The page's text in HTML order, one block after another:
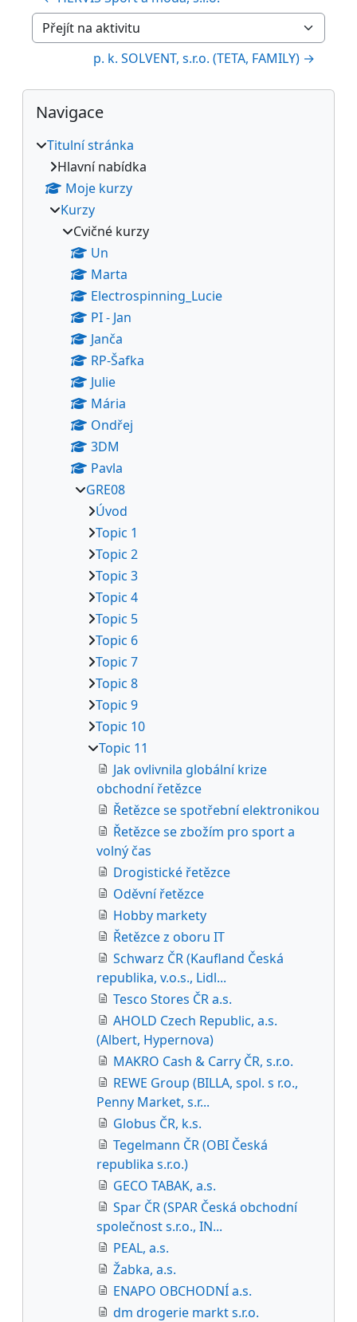
Přejít na aktivitu
p. k. SOLVENT, s.r.o. (TETA, FAMILY) →
Bloky
Přeskočit: Navigace
Navigace
Titulní stránka
Hlavní nabídka
Moje kurzy
Kurzy
Cvičné kurzy
Un
Marta
Electrospinning_Lucie
PI - Jan
Janča
RP-Šafka
Julie
Mária
Ondřej
3DM
Pavla
GRE08
Úvod
Topic 1
Topic 2
Topic 3
Topic 4
Topic 5
Topic 6
Topic 7
Topic 8
Topic 9
Topic 10
Topic 11
Jak ovlivnila globální krize
obchodní řetězce
Řetězce se spotřební elektronikou
Řetězce se zbožím pro sport a
volný čas
Drogistické řetězce
Oděvní řetězce
Hobby markety
Řetězce z oboru IT
Schwarz ČR (Kaufland Česká
republika, v.o.s., Lidl...
Tesco Stores ČR a.s.
AHOLD Czech Republic, a.s.
(Albert, Hypernova)
MAKRO Cash & Carry ČR, s.r.o.
REWE Group (BILLA, spol. s r.o.,
Penny Market, s.r...
Globus ČR, k.s.
Tegelmann ČR (OBI Česká
republika s.r.o.)
GECO TABAK, a.s.
Spar ČR (SPAR Česká obchodní
společnost s.r.o., IN...
PEAL, a.s.
Žabka, a.s.
ENAPO OBCHODNÍ a.s.
dm drogerie markt s.r.o.